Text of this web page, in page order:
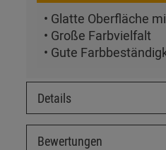
• Glatte Oberfläche
• Große Farbvielfalt
• Gute
Details
Bewertungen